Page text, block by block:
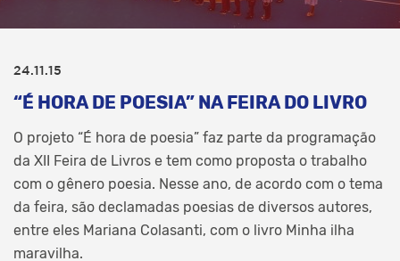
24.11.15
“É HORA DE POESIA” NA FEIRA DO LIVRO
O projeto “É hora de poesia” faz parte da programação
da XII Feira de Livros e tem como proposta o trabalho
com o gênero poesia. Nesse ano, de acordo com o tema
da feira, são declamadas poesias de diversos autores,
entre eles Mariana Colasanti, com o livro Minha ilha
maravilha.